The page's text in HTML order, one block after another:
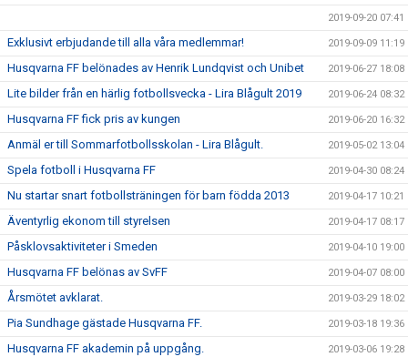
2019-09-20 07:41
Exklusivt erbjudande till alla våra medlemmar! 2019-09-09 11:19
Husqvarna FF belönades av Henrik Lundqvist och Unibet 2019-06-27 18:08
Lite bilder från en härlig fotbollsvecka - Lira Blågult 2019 2019-06-24 08:32
Husqvarna FF fick pris av kungen 2019-06-20 16:32
Anmäl er till Sommarfotbollsskolan - Lira Blågult. 2019-05-02 13:04
Spela fotboll i Husqvarna FF 2019-04-30 08:24
Nu startar snart fotbollsträningen för barn födda 2013 2019-04-17 10:21
Äventyrlig ekonom till styrelsen 2019-04-17 08:17
Påsklovsaktiviteter i Smeden 2019-04-10 19:00
Husqvarna FF belönas av SvFF 2019-04-07 08:00
Årsmötet avklarat. 2019-03-29 18:02
Pia Sundhage gästade Husqvarna FF. 2019-03-18 19:36
Husqvarna FF akademin på uppgång. 2019-03-06 19:28